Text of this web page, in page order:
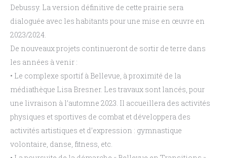
Debussy. La version définitive de cette prairie sera
dialoguée avec les habitants pour une mise en œuvre en
2023/2024.
De nouveaux projets continueront de sortir de terre dans
les années à venir :
• Le complexe sportif à Bellevue, à proximité de la
médiathèque Lisa Bresner. Les travaux sont lancés, pour
une livraison à l’automne 2023. Il accueillera des activités
physiques et sportives de combat et développera des
activités artistiques et d’expression : gymnastique
volontaire, danse, fitness, etc.